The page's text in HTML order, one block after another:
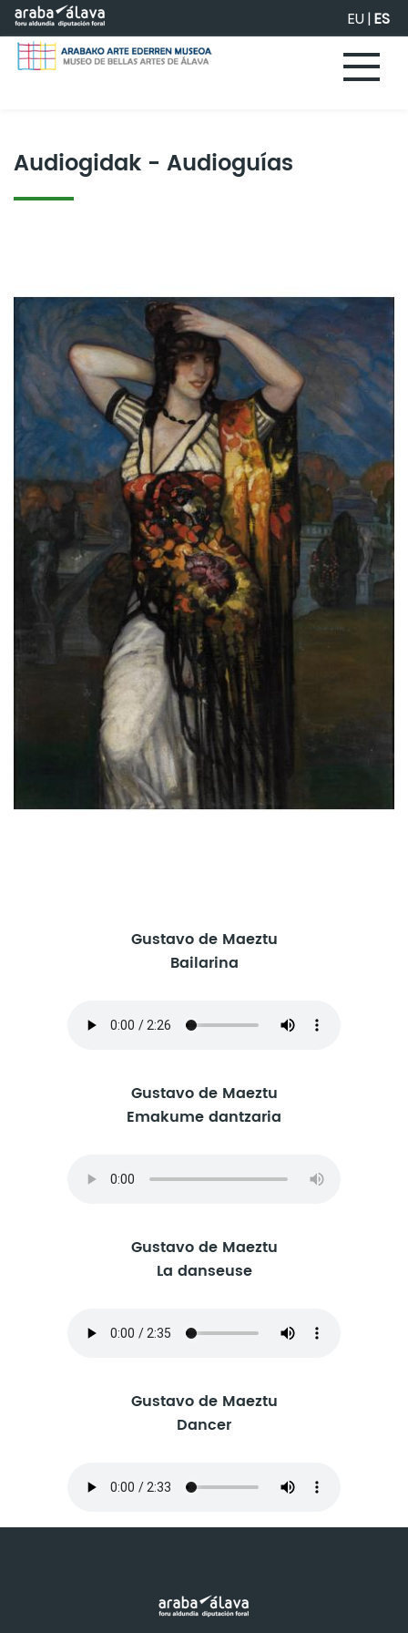
Saltar al contenido principal EU|ES
Audiogidak - Audioguías
Gustavo de Maeztu
Bailarina
Gustavo de Maeztu
Emakume dantzaria
Gustavo de Maeztu
La danseuse
Gustavo de Maeztu
Dancer